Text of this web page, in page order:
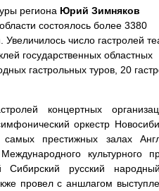
региона Юрий Зимняков
состоялось более 3380
число гастролей
государственных областных
гастрольных туров, 20
концертных
оркестр
престижных залах
культурного
Сибирский русский
провел с аншлагом